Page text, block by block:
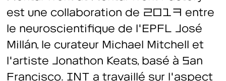
est une collaboration de 2017 entre
le neuroscientifique de l'EPFL José
Millán, le curateur Michael Mitchell et
l'artiste Jonathon Keats, basé à San
Francisco. INT a travaillé sur l'aspect